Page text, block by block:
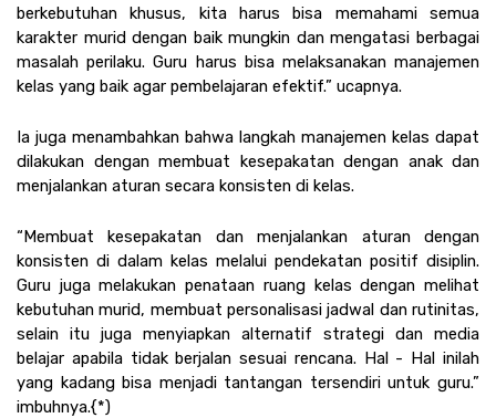
berkebutuhan khusus, kita harus bisa memahami semua
karakter murid dengan baik mungkin dan mengatasi berbagai
masalah perilaku. Guru harus bisa melaksanakan manajemen
kelas yang baik agar pembelajaran efektif.” ucapnya.
Ia juga menambahkan bahwa langkah manajemen kelas dapat
dilakukan dengan membuat kesepakatan dengan anak dan
menjalankan aturan secara konsisten di kelas.
“Membuat kesepakatan dan menjalankan aturan dengan
konsisten di dalam kelas melalui pendekatan positif disiplin.
Guru juga melakukan penataan ruang kelas dengan melihat
kebutuhan murid, membuat personalisasi jadwal dan rutinitas,
selain itu juga menyiapkan alternatif strategi dan media
belajar apabila tidak berjalan sesuai rencana. Hal - Hal inilah
yang kadang bisa menjadi tantangan tersendiri untuk guru.”
imbuhnya.{*)